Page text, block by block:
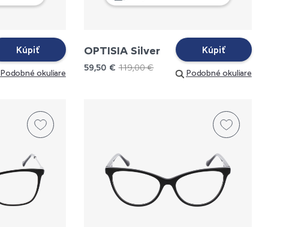
Kúpiť
Podobné okuliare
OPTISIA Silver
59,50 €119,00 €
Kúpiť
Podobné okuliare